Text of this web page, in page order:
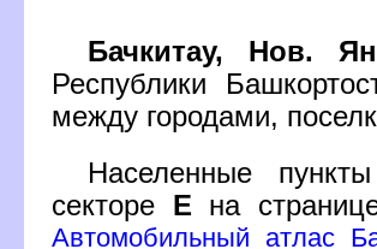
Бачкитау, Нов.
Республики
между городами,
Населенные
секторе Е на
Автомобильный атлас